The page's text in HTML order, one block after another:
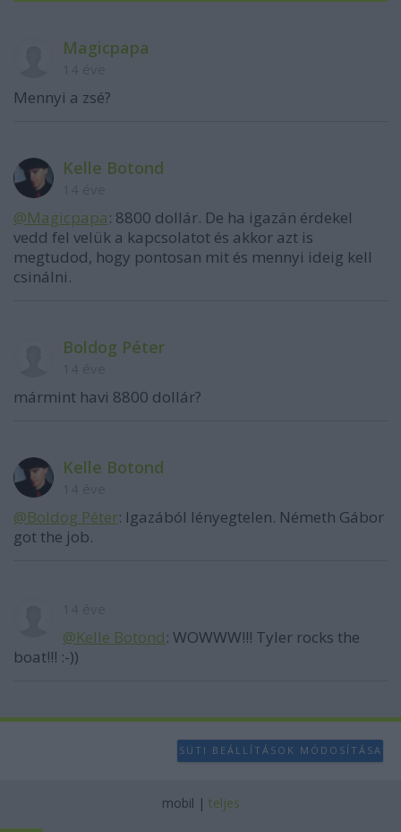
Magicpapa
Mennyi a zsé?
Kelle Botond
@Magicpapa: 8800 dollár. De ha igazán érdekel
vedd fel velük a kapcsolatot és akkor azt is
megtudod, hogy pontosan mit és mennyi ideig kell
csinálni.
Boldog Péter
mármint havi 8800 dollár?
Kelle Botond
@Boldog Péter: Igazából lényegtelen. Németh Gábor
got the job.
@Kelle Botond: WOWWW!!! Tyler rocks the
boat!!! :-))
SÜTI BEÁLLÍTÁSOK MÓDOSÍTÁSA
mobil | teljes